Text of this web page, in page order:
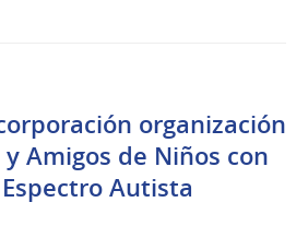
organización
Amigos de Niños con
Autista